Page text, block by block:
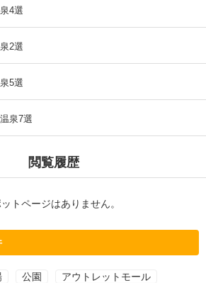
4選
2選
5選
泉7選
閲覧履歴
トページはありません。
公園 アウトレットモール